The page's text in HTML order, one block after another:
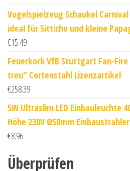
Vogelspielzeug Schaukel
ideal für Sittiche und kleine
€15.49
Feuerkorb VfB Stuttgart Fan-
treu" Cortenstahl Lizenzartikel
€258.39
5W Ultraslim LED Einbauleuchte
Höhe 230V Ø50mm
€8.96
Überprüfen